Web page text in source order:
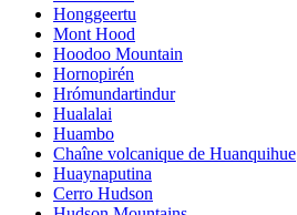
Honggeertu
Mont Hood
Hoodoo Mountain
Hornopirén
Hrómundartindur
Hualalai
Huambo
Chaîne volcanique de Huanquihue
Huaynaputina
Cerro Hudson